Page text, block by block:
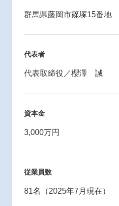
群馬県藤岡市篠塚15番地
代表者
代表取締役／櫻澤 誠
資本金
3,000万円
従業員数
81名（2025年7月現在）